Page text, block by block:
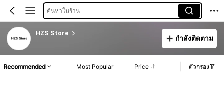
ค้นหาในร้าน
HZS Store
กำลังติดตาม
Recommended Most Popular Price ตัวกรอง